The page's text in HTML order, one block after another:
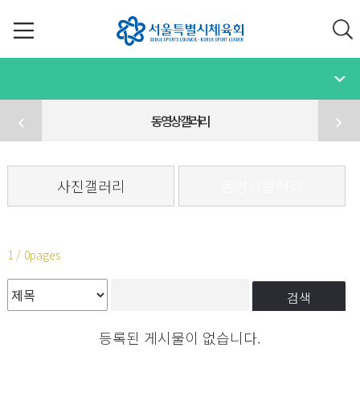
동영상갤러리
사진갤러리
1 / 0pages
검색
등록된 게시물이 없습니다.